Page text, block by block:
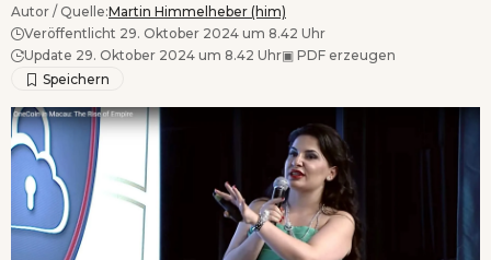
Autor / Quelle:Martin Himmelheber (him)
Veröffentlicht 29. Oktober 2024 um 8.42 Uhr
Update 29. Oktober 2024 um 8.42 Uhr▣ PDF erzeugen